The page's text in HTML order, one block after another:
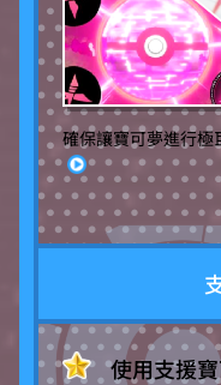
確保讓寶可夢進行極
使用支援